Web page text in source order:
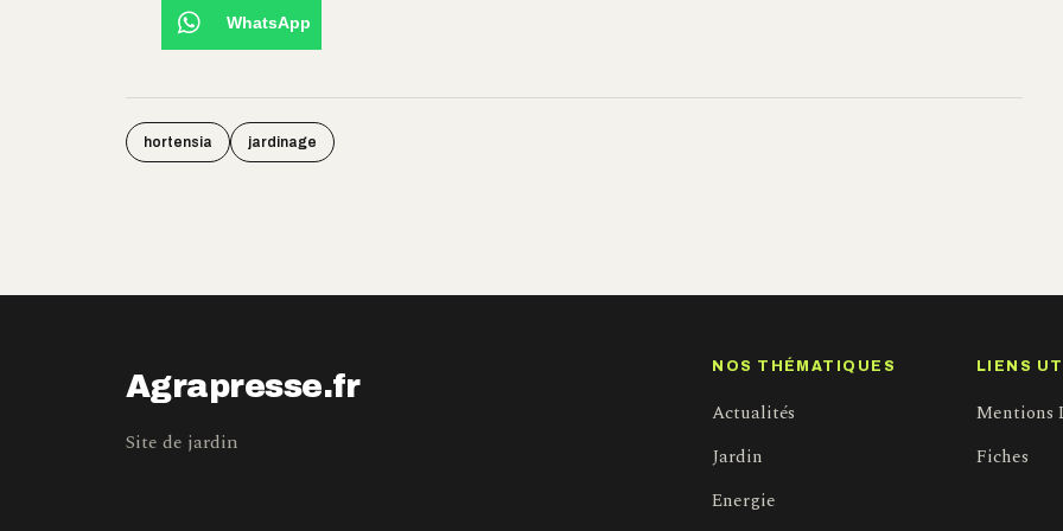
WhatsApp
hortensia jardinage
Agrapresse.fr
Site de jardin
NOS THÉMATIQUES
Actualités
Jardin
Energie
LIENS
Mentions
Fiches